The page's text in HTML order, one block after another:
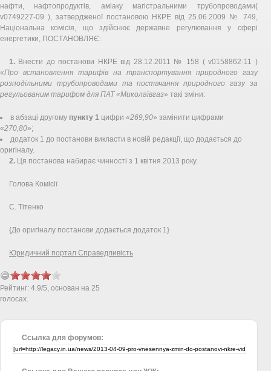
нафти, нафтопродуктів, аміаку магістральними трубопроводами(
v0749227-09 ), затвердженої постановою НКРЕ від 25.06.2009 № 749,
Національна комісія, що здійснює державне регулювання у сфері
енергетики, ПОСТАНОВЛЯЄ:
1. Внести до постанови НКРЕ від 28.12.2011 № 158 ( v0158862-11 )
«Про встановлення тарифів на транспортування природного газу
розподільними трубопроводами та постачання природного газу за
регульованим тарифом для ПАТ «Миколаївгаз» такі зміни:
в абзаці другому пункту 1 цифри «269,90» замінити цифрами
«270,80»;
додаток 1 до постанови викласти в новій редакції, що додається до
оригіналу.
2. Ця постанова набирає чинності з 1 квітня 2013 року.
Голова Комісії
С. Тітенко
{До оригіналу постанови додається додаток 1}
Юридичний портал Справедливість
Рейтинг: 4.9/5, основан на 25
голосах.
Ссылка для форумов: